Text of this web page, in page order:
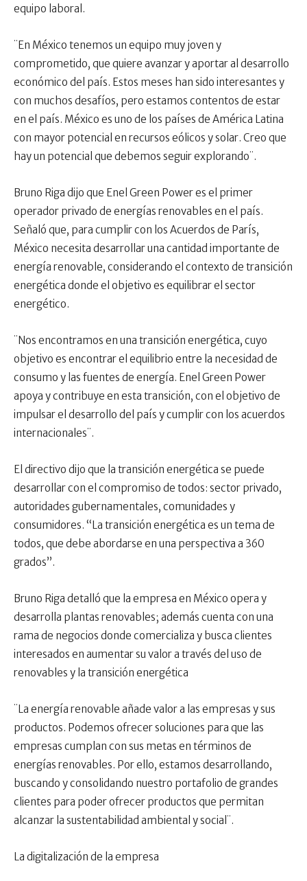
equipo laboral.
¨En México tenemos un equipo muy joven y
comprometido, que quiere avanzar y aportar al desarrollo
económico del país. Estos meses han sido interesantes y
con muchos desafíos, pero estamos contentos de estar
en el país. México es uno de los países de América Latina
con mayor potencial en recursos eólicos y solar. Creo que
hay un potencial que debemos seguir explorando¨.
Bruno Riga dijo que Enel Green Power es el primer
operador privado de energías renovables en el país.
Señaló que, para cumplir con los Acuerdos de París,
México necesita desarrollar una cantidad importante de
energía renovable, considerando el contexto de transición
energética donde el objetivo es equilibrar el sector
energético.
¨Nos encontramos en una transición energética, cuyo
objetivo es encontrar el equilibrio entre la necesidad de
consumo y las fuentes de energía. Enel Green Power
apoya y contribuye en esta transición, con el objetivo de
impulsar el desarrollo del país y cumplir con los acuerdos
internacionales¨.
El directivo dijo que la transición energética se puede
desarrollar con el compromiso de todos: sector privado,
autoridades gubernamentales, comunidades y
consumidores. “La transición energética es un tema de
todos, que debe abordarse en una perspectiva a 360
grados”.
Bruno Riga detalló que la empresa en México opera y
desarrolla plantas renovables; además cuenta con una
rama de negocios donde comercializa y busca clientes
interesados en aumentar su valor a través del uso de
renovables y la transición energética
¨La energía renovable añade valor a las empresas y sus
productos. Podemos ofrecer soluciones para que las
empresas cumplan con sus metas en términos de
energías renovables. Por ello, estamos desarrollando,
buscando y consolidando nuestro portafolio de grandes
clientes para poder ofrecer productos que permitan
alcanzar la sustentabilidad ambiental y social¨.
La digitalización de la empresa